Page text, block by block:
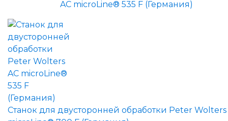
Станок для двусторонней обработки Peter Wolters